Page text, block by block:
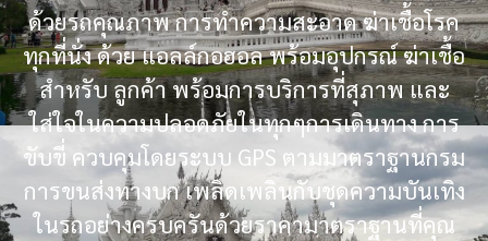
ด้วยรถคุณภาพ การทำความสะอาด ฆ่าเชื้อโรค
ทุกที่นั่ง ด้วย แอลล์กอฮอล พร้อมอุปกรณ์ ฆ่าเชื้อ
สำหรับ ลูกค้า พร้อมการบริการที่สุภาพ และ
ใส่ใจในความปลอดภัยในทุกๆการเดินทาง การ
ขับขี่ ควบคุมโดยระบบ GPS ตามมาตราฐานกรม
การขนส่งทางบก เพลิดเพลินกับชุดความบันเทิง
ในรถอย่างครบครันด้วยราคามาตราฐานที่คุณ